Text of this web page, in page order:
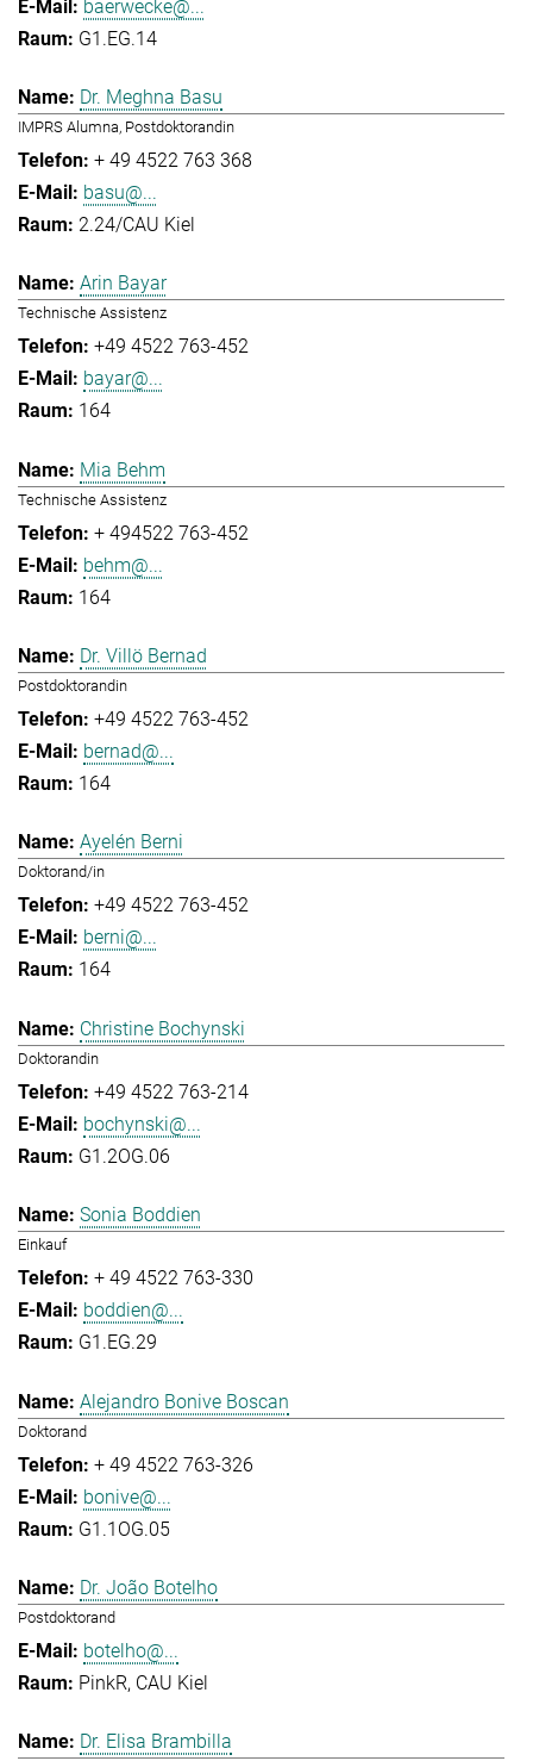
baerwecke@...
G1.EG.14
Dr. Meghna Basu
IMPRS Alumna, Postdoktorandin
+ 49 4522 763 368
basu@...
2.24/CAU Kiel
Arin Bayar
Technische Assistenz
+49 4522 763-452
bayar@...
164
Mia Behm
Technische Assistenz
+ 494522 763-452
behm@...
164
Dr. Villö Bernad
Postdoktorandin
+49 4522 763-452
bernad@...
164
Ayelén Berni
Doktorand/in
+49 4522 763-452
berni@...
164
Christine Bochynski
Doktorandin
+49 4522 763-214
bochynski@...
G1.2OG.06
Sonia Boddien
Einkauf
+ 49 4522 763-330
boddien@...
G1.EG.29
Alejandro Bonive Boscan
Doktorand
+ 49 4522 763-326
bonive@...
G1.1OG.05
Dr. João Botelho
Postdoktorand
botelho@...
PinkR, CAU Kiel
Dr. Elisa Brambilla